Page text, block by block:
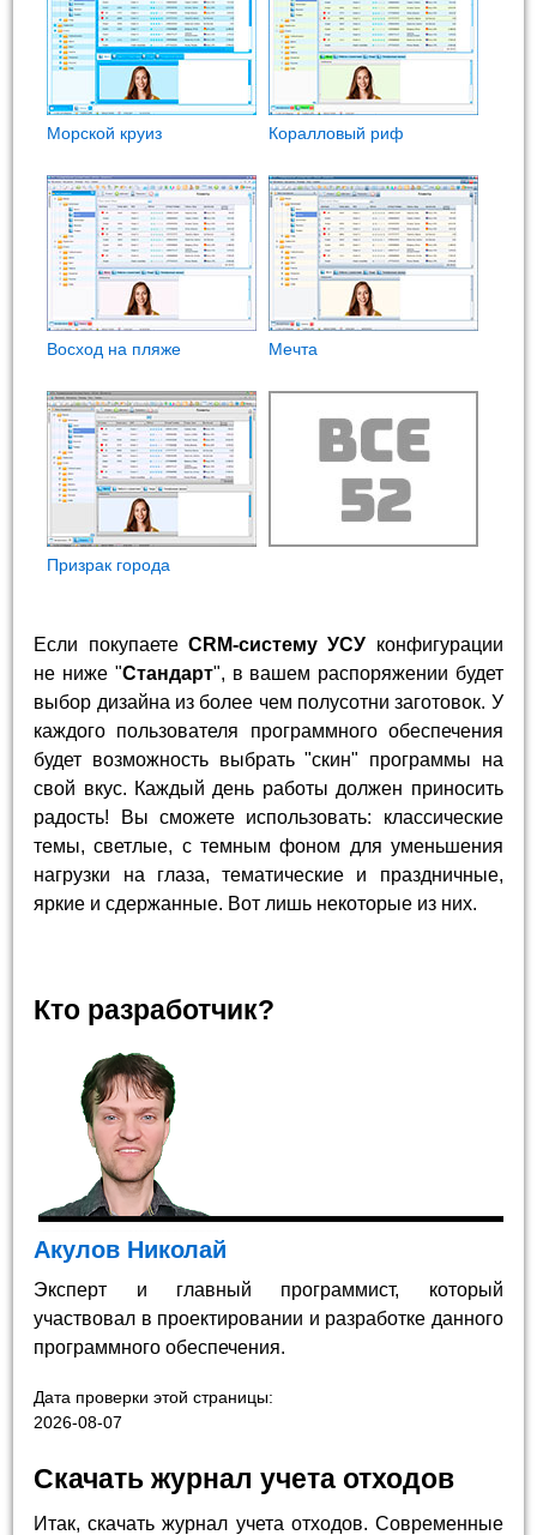
Морской круиз Коралловый риф
Восход на пляже Мечта
Призрак города
Если покупаете CRM-систему УСУ конфигурации
не ниже "Стандарт", в вашем распоряжении будет
выбор дизайна из более чем полусотни заготовок. У
каждого пользователя программного обеспечения
будет возможность выбрать "скин" программы на
свой вкус. Каждый день работы должен приносить
радость! Вы сможете использовать: классические
темы, светлые, с темным фоном для уменьшения
нагрузки на глаза, тематические и праздничные,
яркие и сдержанные. Вот лишь некоторые из них.
Кто разработчик?
Акулов Николай
Эксперт и главный программист, который
участвовал в проектировании и разработке данного
программного обеспечения.
Дата проверки этой страницы:
2026-08-07
Скачать журнал учета отходов
Итак, скачать журнал учета отходов. Современные